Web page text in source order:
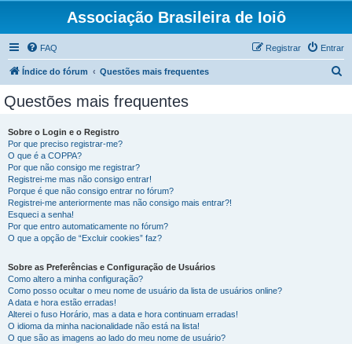
Associação Brasileira de Ioiô
FAQ Entrar
Registrar
Índice do fórum Questões mais frequentes
Questões mais frequentes
Sobre o Login e o Registro
Por que preciso registrar-me?
O que é a COPPA?
Por que não consigo me registrar?
Registrei-me mas não consigo entrar!
Porque é que não consigo entrar no fórum?
Registrei-me anteriormente mas não consigo mais entrar?!
Esqueci a senha!
Por que entro automaticamente no fórum?
O que a opção de “Excluir cookies” faz?
Sobre as Preferências e Configuração de Usuários
Como altero a minha configuração?
Como posso ocultar o meu nome de usuário da lista de usuários online?
A data e hora estão erradas!
Alterei o fuso Horário, mas a data e hora continuam erradas!
O idioma da minha nacionalidade não está na lista!
O que são as imagens ao lado do meu nome de usuário?